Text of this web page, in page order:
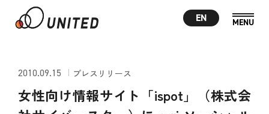
EN
2010.09.15 プレスリリース
女性向け情報サイト「ispot」（株式会